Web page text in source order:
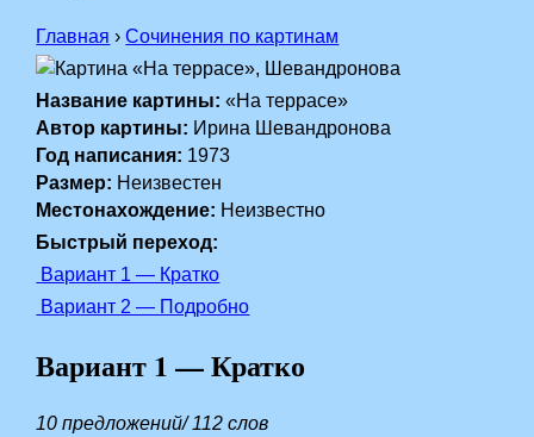
Главная › Сочинения по картинам
Название картины: «На террасе»
Автор картины: Ирина Шевандронова
Год написания: 1973
Размер: Неизвестен
Местонахождение: Неизвестно
Быстрый переход:
Вариант 1 — Кратко
Вариант 2 — Подробно
Вариант 1 — Кратко
10 предложений/ 112 слов